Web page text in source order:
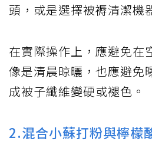
頭，或是選擇被褥清潔機
在實際操作上，應避免在
像是清晨晾曬，也應避免
成被子纖維變硬或褪色。
2.混合小蘇打粉與檸檬